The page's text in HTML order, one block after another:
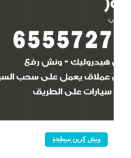
ونش كرين سطحة